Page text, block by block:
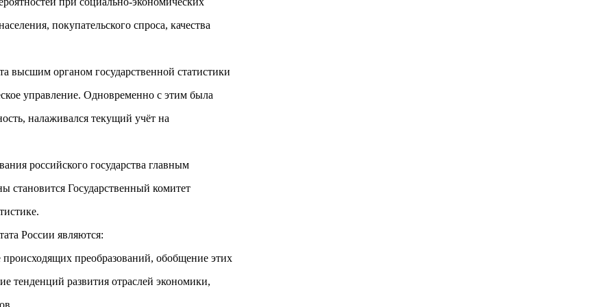
покупательского спроса, качества
высшим органом государственной статистики
управление. Одновременно с этим была
налаживался текущий учёт на
российского государства главным
становится Государственный комитет
России являются:
происходящих преобразований, обобщение этих
тенденций развития отраслей экономики,